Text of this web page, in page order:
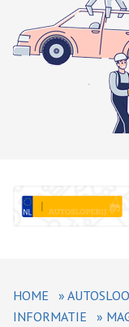
HOME »
INFORMATIE
»